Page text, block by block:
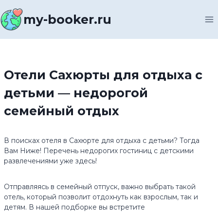
к
содержимомуmy-booker.ru
Отели Сахюрты для отдыха с
детьми — недорогой
семейный отдых
В поисках отеля в Сахюрте для отдыха с детьми? Тогда
Вам Ниже! Перечень недорогих гостиниц с детскими
развлечениями уже здесь!
Отправляясь в семейный отпуск, важно выбрать такой
отель, который позволит отдохнуть как взрослым, так и
детям. В нашей подборке вы встретите